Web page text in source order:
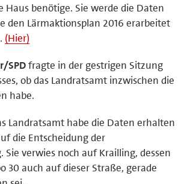
Haus benötige. Sie werde die Daten
den Lärmaktionsplan 2016 erarbeitet
(Hier)
SPDfragte in der gestrigen Sitzung
ob das Landratsamt inzwischen die
habe.
Landratsamt habe die Daten erhalten
die Entscheidung der
Sie verwies noch auf Krailling, dessen
30 auch auf dieser Straße, gerade